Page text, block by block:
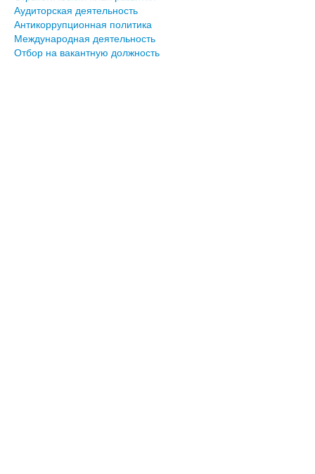
Аудиторская деятельность
Антикоррупционная политика
Международная деятельность
Отбор на вакантную должность